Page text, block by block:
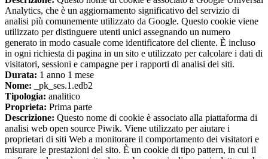
Analytics, che è un aggiornamento significativo del servizio di
analisi più comunemente utilizzato da Google. Questo cookie viene
utilizzato per distinguere utenti unici assegnando un numero
generato in modo casuale come identificatore del cliente. È incluso
in ogni richiesta di pagina in un sito e utilizzato per calcolare i dati di
visitatori, sessioni e campagne per i rapporti di analisi dei siti.
Durata: 1 anno 1 mese
Nome: _pk_ses.1.edb2
Tipologia: analitico
Proprieta: Prima parte
Descrizione: Questo nome di cookie è associato alla piattaforma di
analisi web open source Piwik. Viene utilizzato per aiutare i
proprietari di siti Web a monitorare il comportamento dei visitatori e
misurare le prestazioni del sito. È un cookie di tipo pattern, in cui il